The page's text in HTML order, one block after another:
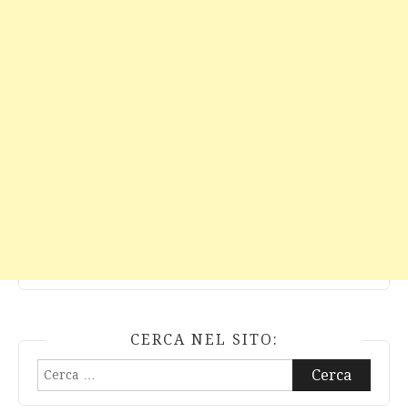
CERCA NEL SITO:
Ricerca
per: